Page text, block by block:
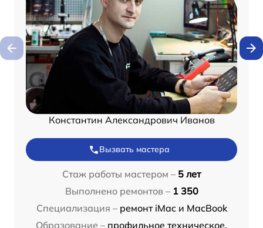
Константин Александрович Иванов
Вызвать мастера
Стаж работы мастером – 5 лет
Выполнено ремонтов – 1 350
Специализация – ремонт iMac и MacBook
Образование – профильное техническое,